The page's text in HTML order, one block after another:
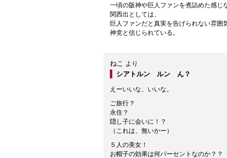
一頃の阪神や巨人ファンを煮詰めた感じ
関西出としては、
巨人ファンだと真実を告げられない雰
神党と信じられている。
ねこ より
シアトルン ルン ん？
えーいいな、いいな。
ご旅行？
永住？
隠し子に会いに！？
（これは、無いかー）
５人の美女！
お帽子の効果は何パーセントなのか？？